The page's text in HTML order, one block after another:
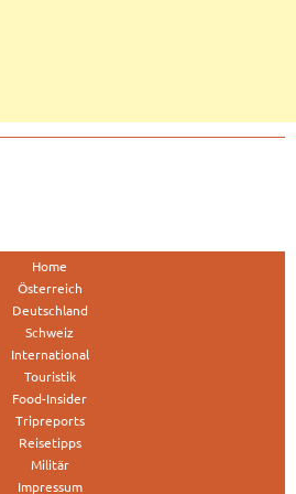
Home
Österreich
Deutschland
Schweiz
International
Touristik
Food-Insider
Tripreports
Reisetipps
Militär
Impressum